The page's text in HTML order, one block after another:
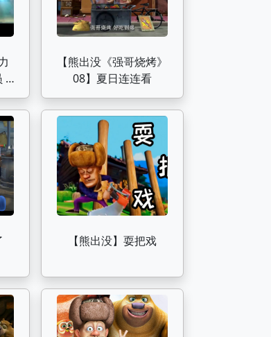
旧
【熊出没《强哥烧烤》
08】夏日连连看
【熊出没】耍把戏